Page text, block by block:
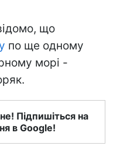
що
по ще одному
морі -
Підпишіться на
в Google!